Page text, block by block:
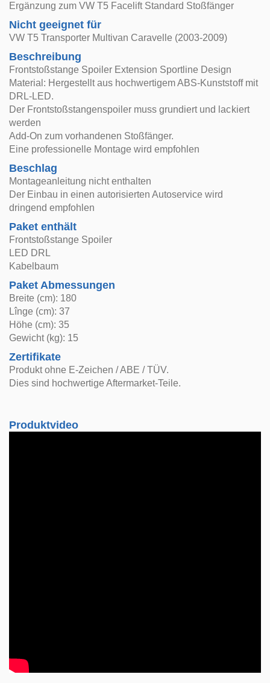
Ergänzung zum VW T5 Facelift Standard Stoßfänger
Nicht geeignet für
VW T5 Transporter Multivan Caravelle (2003-2009)
Beschreibung
Frontstoßstange Spoiler Extension Sportline Design
Material: Hergestellt aus hochwertigem ABS-Kunststoff mit
DRL-LED.
Der Frontstoßstangenspoiler muss grundiert und lackiert
werden
Add-On zum vorhandenen Stoßfänger.
Eine professionelle Montage wird empfohlen
Beschlag
Montageanleitung nicht enthalten
Der Einbau in einen autorisierten Autoservice wird
dringend empfohlen
Paket enthält
Frontstoßstange Spoiler
LED DRL
Kabelbaum
Paket Abmessungen
Breite (cm): 180
Lînge (cm): 37
Höhe (cm): 35
Gewicht (kg): 15
Zertifikate
Produkt ohne E-Zeichen / ABE / TÜV.
Dies sind hochwertige Aftermarket-Teile.
Produktvideo